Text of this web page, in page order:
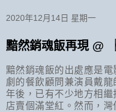
2020年12月14日 星期一
黯然銷魂飯再現 @
黯然銷魂飯的出處應是
劇的餐飲顧問兼演員戴
年後，已有不少地方相
店賣個滿堂紅。然而，